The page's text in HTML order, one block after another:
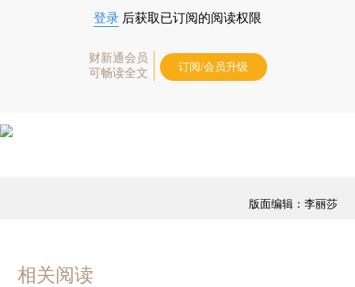
登录 后获取已订阅的阅读权限
财新通会员
可畅读全文
订阅/会员升级
版面编辑：李丽莎
相关阅读